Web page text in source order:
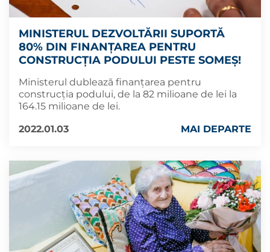
MINISTERUL DEZVOLTĂRII SUPORTĂ
80% DIN FINANȚAREA PENTRU
CONSTRUCȚIA PODULUI PESTE SOMEȘ!
Ministerul dublează finanțarea pentru
construcția podului, de la 82 milioane de lei la
164.15 milioane de lei.
2022.01.03
MAI DEPARTE